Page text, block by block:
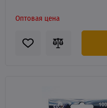
Оптовая цена